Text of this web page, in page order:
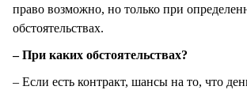
право возможно, но только при
обстоятельствах.
– При каких обстоятельствах?
– Если есть контракт, шансы на то, что